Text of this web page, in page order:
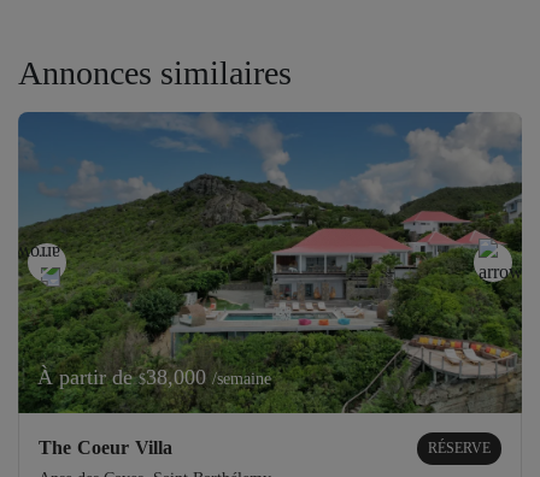
Annonces similaires
À partir de$38,000 /semaine
The Coeur Villa RÉSERVE